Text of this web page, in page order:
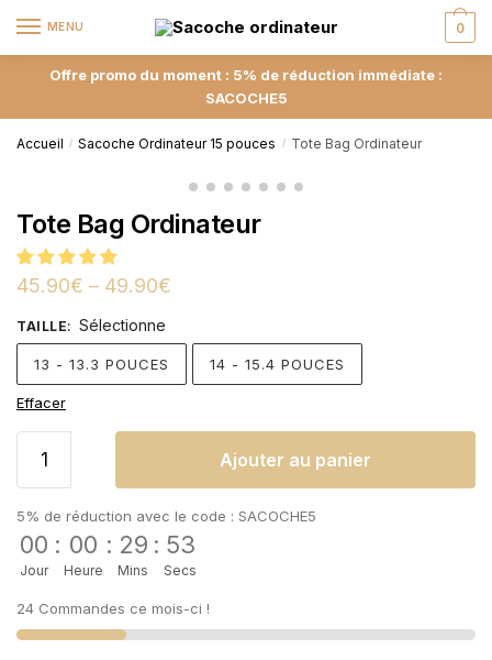
MENU 0
Offre promo du moment : 5% de réduction immédiate :
SACOCHE5
Accueil / Sacoche Ordinateur 15 pouces / Tote Bag Ordinateur
Tote Bag Ordinateur
45.90€ – 49.90€
TAILLE: Sélectionne
13 - 13.3 POUCES 14 - 15.4 POUCES
Effacer
Ajouter au panier
5% de réduction avec le code : SACOCHE5
00
Jour
: 00
Heure
: 29
Mins
: 52
Secs
24 Commandes ce mois-ci !